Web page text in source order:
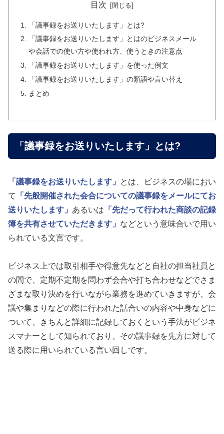
目次
「議事録をお送りいたします」とは?
「議事録をお送りいたします」とはのビジネスメール
や会話での使い方や使われ方、使うときの注意点
「議事録をお送りいたします」を使った例文
「議事録をお送りいたします」の類語や言い替え
まとめ
「議事録をお送りいたします」とは?
「議事録をお送りいたします」
とは、ビジネスの場におい
て
「先般開催された会合についての議事録をメールにてお
送りいたします」 あるいは 「先だって行われた商談の記録
簿を共有させていただきます」 などという意味合いで用い
られている文言です。
ビジネス上では取引相手や得意先などと自社の担当社員と
の間で、定期不定期を問わず会合や打ち合わせなどでさま
ざまな取り決めを行いながら業務を進めていきますが、会
議や集まりなどの際に行われた話合いの内容や中身などに
ついて、きちんと詳細に記録しておくという手法がビジネ
スマナーとして知られており、その議事録を先方に対して
送る際に用いられている言い回しです。